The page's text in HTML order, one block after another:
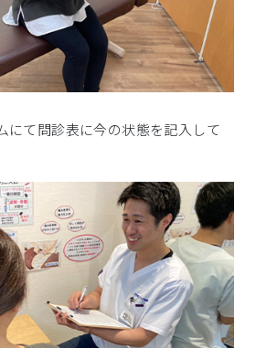
にて問診表に今の状態を記入して